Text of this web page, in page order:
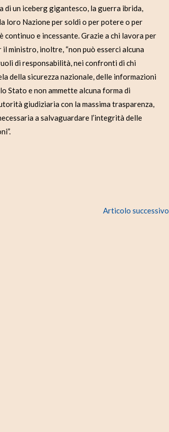
di un iceberg gigantesco, la guerra ibrida,
loro Nazione per soldi o per potere o per
e incessante. Grazie a chi lavora per
ministro, inoltre, “non può esserci alcuna
di responsabilità, nei confronti di chi
della sicurezza nazionale, delle informazioni
Stato e non ammette alcuna forma di
giudiziaria con la massima trasparenza,
a salvaguardare l’integrità delle
Articolo successivo